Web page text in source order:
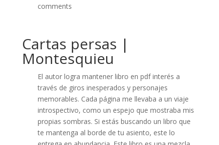
comments
Cartas persas |
Montesquieu
El autor logra mantener libro en pdf interés a
través de giros inesperados y personajes
memorables. Cada página me llevaba a un viaje
introspectivo, como un espejo que mostraba mis
propias sombras. Si estás buscando un libro que
te mantenga al borde de tu asiento, este lo